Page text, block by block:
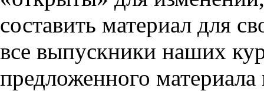
составить материал для
все выпускники наших
предложенного